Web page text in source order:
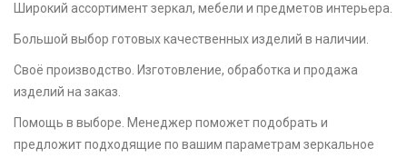
Широкий ассортимент зеркал, мебели и предметов интерьера.
Большой выбор готовых качественных изделий в наличии.
Своё производство. Изготовление, обработка и продажа
изделий на заказ.
Помощь в выборе. Менеджер поможет подобрать и
предложит подходящие по вашим параметрам зеркальное